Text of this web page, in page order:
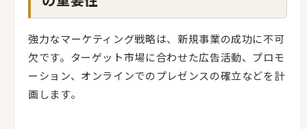
強力なマーケティング戦略は、新規事業の成功に不可
欠です。ターゲット市場に合わせた広告活動、プロモ
ーション、オンラインでのプレゼンスの確立などを計
画します。